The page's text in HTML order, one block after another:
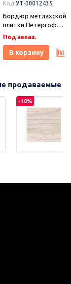
Код УТ-00012435
Бордюр метлахской
плитки Петергоф
белый/черный
(001/013) 30,9х15,8,
Keramark (Керамарк)
Под заказ.
В корзину
продаваемые
-10%